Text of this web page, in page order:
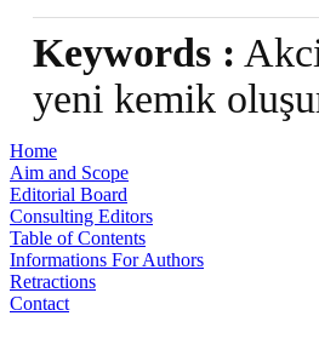
Keywords :
yeni kemik
Home
Aim and Scope
Editorial Board
Consulting Editors
Table of Contents
Informations For Authors
Retractions
Contact